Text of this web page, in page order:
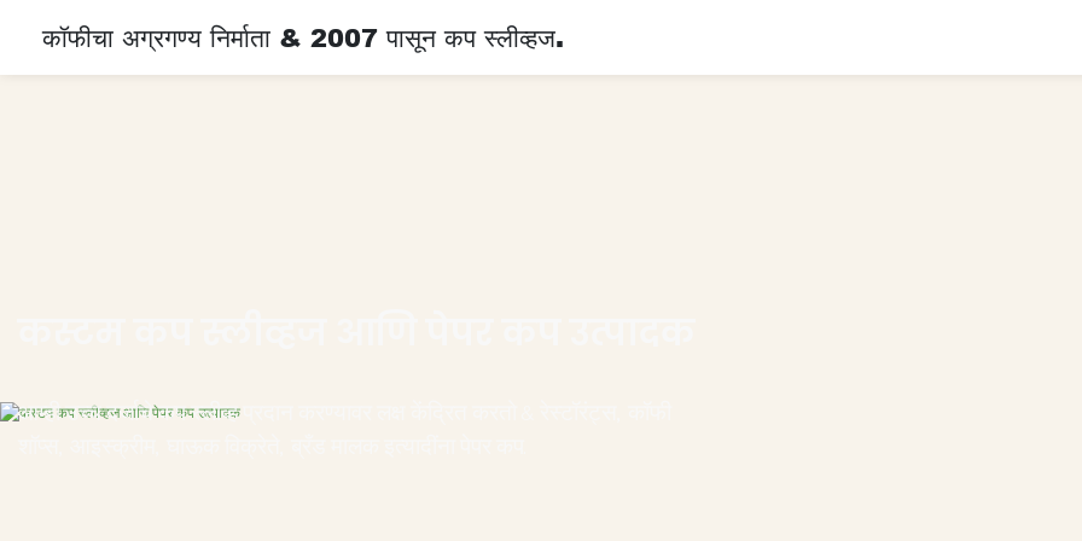
कॉफीचा अग्रगण्य निर्माता & 2007 पासून कप स्लीव्हज.
आम्ही उच्च दर्जाचे कप स्लीव्ह प्रदान करण्यावर लक्ष केंद्रित करतो & रेस्टॉरंट्स, कॉफी